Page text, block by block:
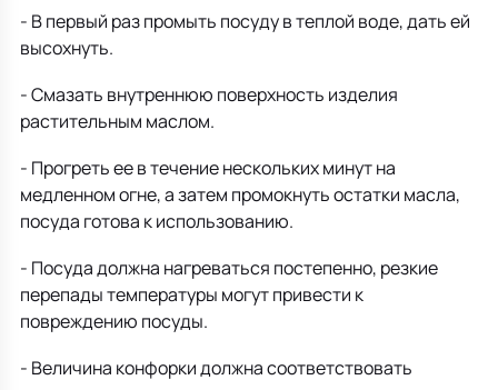
- В первый раз промыть посуду в теплой воде, дать ей
высохнуть.
- Смазать внутреннюю поверхность изделия
растительным маслом.
- Прогреть ее в течение нескольких минут на
медленном огне, а затем промокнуть остатки масла,
посуда готова к использованию.
- Посуда должна нагреваться постепенно, резкие
перепады температуры могут привести к
повреждению посуды.
- Величина конфорки должна соответствовать